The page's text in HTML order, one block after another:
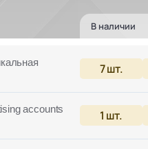
В наличии
7шт.
accounts
1 шт.